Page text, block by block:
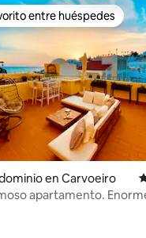
4.91 de 5; 169
entre huéspedes
entre huéspedes
en Carvoeiro
apartamento.